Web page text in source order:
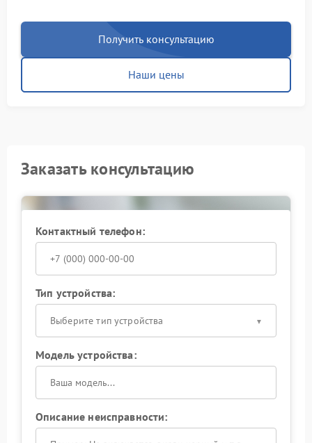
Получить консультацию
Наши цены
Заказать консультацию
Контактный телефон:
Тип устройства:
Выберите тип устройства
Модель устройства:
Описание неисправности: